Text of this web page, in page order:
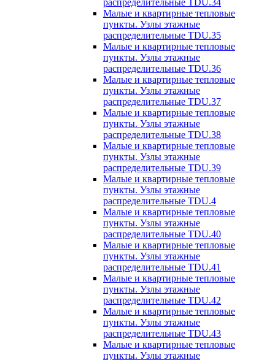
распределительные TDU.34
Малые и квартирные тепловые
пункты. Узлы этажные
распределительные TDU.35
Малые и квартирные тепловые
пункты. Узлы этажные
распределительные TDU.36
Малые и квартирные тепловые
пункты. Узлы этажные
распределительные TDU.37
Малые и квартирные тепловые
пункты. Узлы этажные
распределительные TDU.38
Малые и квартирные тепловые
пункты. Узлы этажные
распределительные TDU.39
Малые и квартирные тепловые
пункты. Узлы этажные
распределительные TDU.4
Малые и квартирные тепловые
пункты. Узлы этажные
распределительные TDU.40
Малые и квартирные тепловые
пункты. Узлы этажные
распределительные TDU.41
Малые и квартирные тепловые
пункты. Узлы этажные
распределительные TDU.42
Малые и квартирные тепловые
пункты. Узлы этажные
распределительные TDU.43
Малые и квартирные тепловые
пункты. Узлы этажные